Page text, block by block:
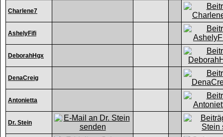
Charlene7
AshelyFifi
DeborahHgx
DenaCreig
Antonietta
Dr. Stein